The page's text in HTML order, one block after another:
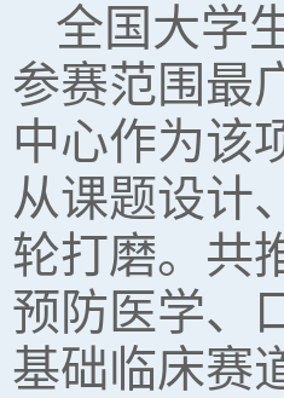
全国大学
参赛范围最
中心作为该
从课题设计
轮打磨。共
预防医学、
基础临床赛